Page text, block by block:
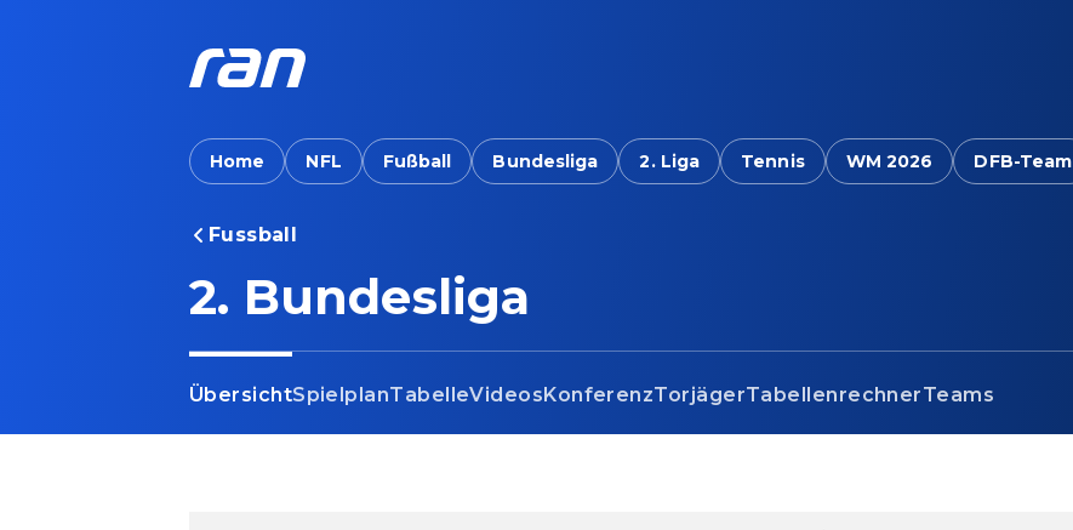
Home NFL Fußball Bundesliga 2. Liga Tennis WM 2026 DFB-Team
Fussball
2. Bundesliga
ÜbersichtSpielplanTabelleVideosKonferenzTorjägerTabellenrechnerTeams